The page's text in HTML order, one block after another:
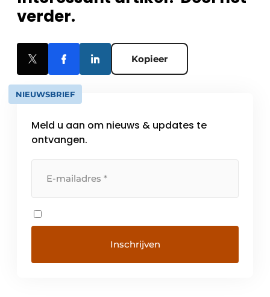
verder.
Kopieer
NIEUWSBRIEF
Meld u aan om nieuws & updates te
ontvangen.